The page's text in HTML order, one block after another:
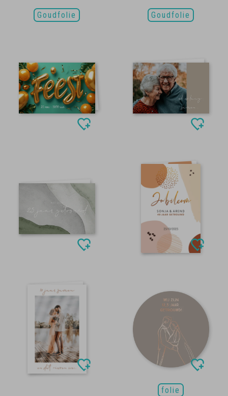
Goudfolie Goudfolie
folie